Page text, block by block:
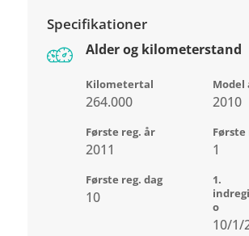
Specifikationer
Alder og kilometerstand
Kilometertal
264.000
Model
2010
Første reg. år
2011 1
Første reg. dag
10
1.
o
10/1/